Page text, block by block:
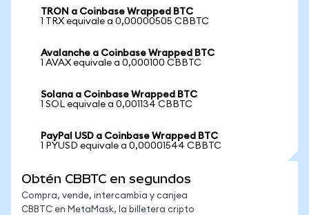
TRON a Coinbase Wrapped BTC
1 TRX equivale a 0,00000505 CBBTC
Avalanche a Coinbase Wrapped BTC
1 AVAX equivale a 0,000100 CBBTC
Solana a Coinbase Wrapped BTC
1 SOL equivale a 0,001134 CBBTC
PayPal USD a Coinbase Wrapped BTC
1 PYUSD equivale a 0,00001544 CBBTC
Obtén CBBTC en segundos
Compra, vende, intercambia y canjea
CBBTC en MetaMask, la billetera cripto